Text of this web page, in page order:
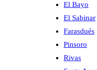
El Bayo
El Sabinar
Farasdués
Pinsoro
Rivas